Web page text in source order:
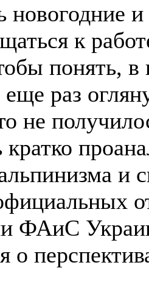
новогодние
к
понять, в
раз
не
и
ФАиС
о